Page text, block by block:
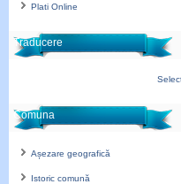
Plati Online
Traducere
Comuna
Așezare geografică
Istoric comună